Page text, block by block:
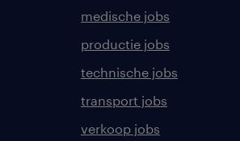
medische jobs
productie jobs
technische jobs
transport jobs
verkoop jobs